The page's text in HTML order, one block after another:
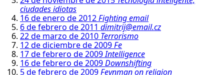
ciudades idiotas
16 de enero de 2012Fighting email
6 de febrero de 2011 dimitrij@email.cz
22 de marzo de 2010 Terrorismo
12 de diciembre de 2009Fe
17 de febrero de 2009Intelligence
16 de febrero de 2009Downshifting
5 de febrero de 2009Feynman on religion